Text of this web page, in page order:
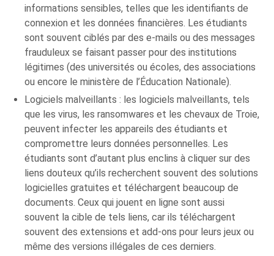
informations sensibles, telles que les identifiants de
connexion et les données financières. Les étudiants
sont souvent ciblés par des e-mails ou des messages
frauduleux se faisant passer pour des institutions
légitimes (des universités ou écoles, des associations
ou encore le ministère de l’Éducation Nationale).
Logiciels malveillants : les logiciels malveillants, tels
que les virus, les ransomwares et les chevaux de Troie,
peuvent infecter les appareils des étudiants et
compromettre leurs données personnelles. Les
étudiants sont d’autant plus enclins à cliquer sur des
liens douteux qu’ils recherchent souvent des solutions
logicielles gratuites et téléchargent beaucoup de
documents. Ceux qui jouent en ligne sont aussi
souvent la cible de tels liens, car ils téléchargent
souvent des extensions et add-ons pour leurs jeux ou
même des versions illégales de ces derniers.